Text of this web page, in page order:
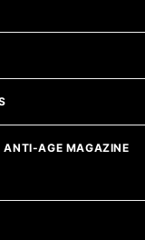
ANTI-AGE MAGAZINE